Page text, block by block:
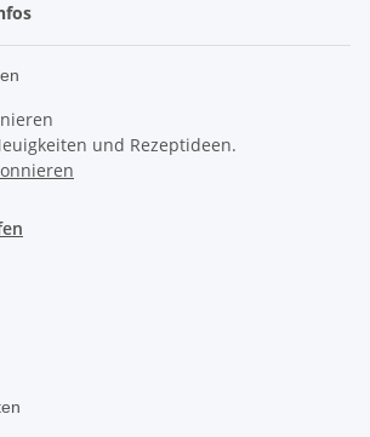
und Rezeptideen.